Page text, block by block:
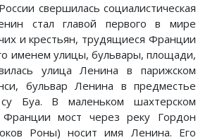
свершилась социалистическая
стал главой первого в мире
и крестьян, трудящиеся Франции
именем улицы, бульвары, площади,
улица Ленина в парижском
бульвар Ленина в предместье
Буа. В маленьком шахтерском
мост через реку Гордон
Роны) носит имя Ленина. Его